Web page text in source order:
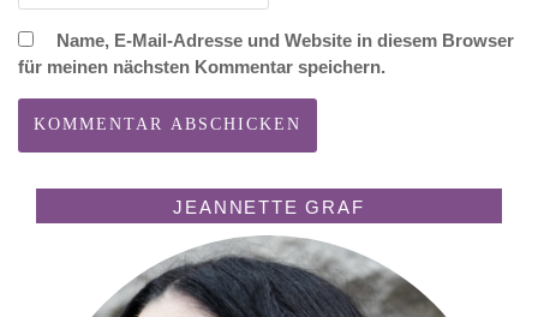
Name, E-Mail-Adresse und Website in diesem Browser
für meinen nächsten Kommentar speichern.
JEANNETTE GRAF